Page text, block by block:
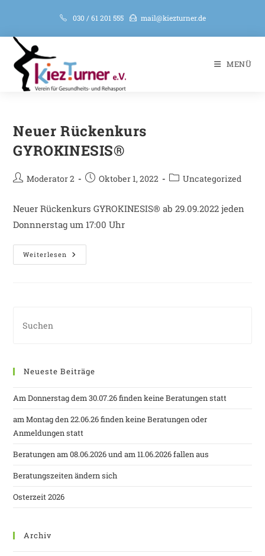
030 / 61 201 555 mail@kiezturner.de
MENÜ
Neuer Rückenkurs
GYROKINESIS®
Moderator 2 Oktober 1, 2022 Uncategorized
Neuer Rückenkurs GYROKINESIS® ab 29.09.2022 jeden
Donnnerstag um 17:00 Uhr
Weiterlesen
Neueste Beiträge
Am Donnerstag dem 30.07.26 finden keine Beratungen statt
am Montag den 22.06.26 finden keine Beratungen oder
Anmeldungen statt
Beratungen am 08.06.2026 und am 11.06.2026 fallen aus
Beratungszeiten ändern sich
Osterzeit 2026
Archiv